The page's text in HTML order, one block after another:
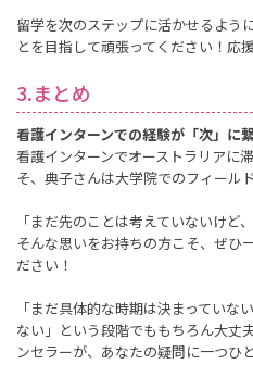
留学を次のステップに活かせるよう
とを目指して頑張ってください！応
3.まとめ
看護インターンでの経験が「次」に
看護インターンでオーストラリアに
そ、典子さんは大学院でのフィール
「まだ先のことは考えていないけど
そんな思いをお持ちの方こそ、ぜひ
ださい！
「まだ具体的な時期は決まっていな
ない」という段階でももちろん大丈
ンセラーが、あなたの疑問に一つひ